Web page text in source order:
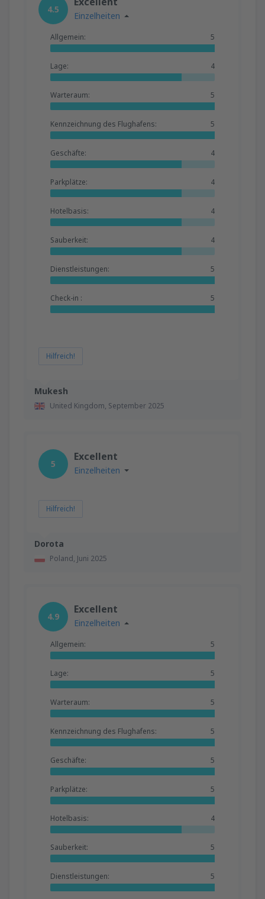
Mukesh
United Kingdom, September 2025
4.5
Einzelheiten
Allgemein: 5
Lage: 4
Warteraum: 5
Kennzeichnung des Flughafens: 5
Geschäfte: 4
Parkplätze: 4
Hotelbasis: 4
Sauberkeit: 4
Dienstleistungen: 5
Check-in : 5
Hilfreich!
Dorota
Poland, Juni 2025
5
Excellent
Einzelheiten
Hilfreich!
4.9
Excellent
Einzelheiten
Allgemein: 5
Lage: 5
Warteraum: 5
Kennzeichnung des Flughafens: 5
Geschäfte: 5
Parkplätze: 5
Hotelbasis: 4
Sauberkeit: 5
Dienstleistungen: 5